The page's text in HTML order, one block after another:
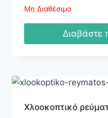
Μη Διαθέσιμο
Διαβάστε
Χλοοκοπτικό